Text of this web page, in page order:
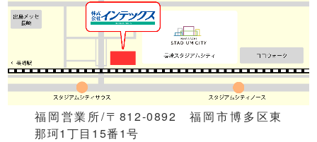
福岡営業所/〒812-0892 福岡市博多区東
那珂1丁目15番1号